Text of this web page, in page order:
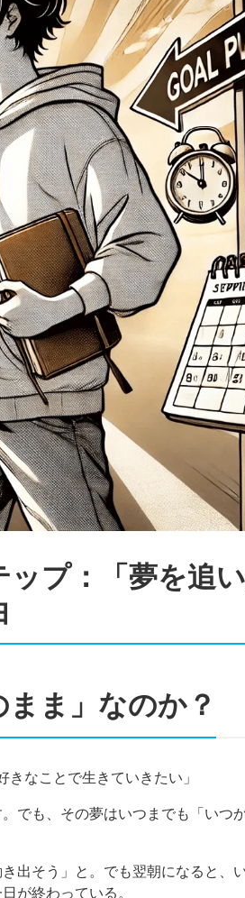
プ：「夢を追
ま」なのか？
きなことで生きていきたい」
でも、その夢はいつまでも「いつ
出そう」と。でも翌朝になると、
が終わっている。